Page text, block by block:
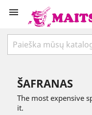

ŠAFRANAS
The most expensive
it.